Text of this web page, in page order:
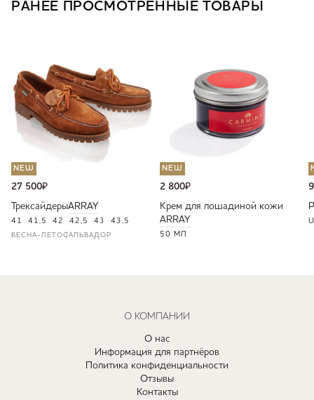
РАНЕЕ ПРОСМОТРЕННЫЕ ТОВАРЫ
NEW
27 500₽
ТрексайдерыARRAY
41 41,5 42 42,5 43 43,5
ВЕСНА-ЛЕТОСАЛЬВАДОР
NEW
2 800₽
Крем для лошадиной кожи
ARRAY
50 МЛ
О КОМПАНИИ
О нас
Информация для партнёров
Политика конфиденциальности
Отзывы
Контакты